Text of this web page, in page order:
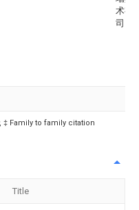
术有
司
‡ Family to family citation
Title